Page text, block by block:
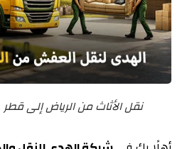
نقل الأثاث من الرياض إلى قطر